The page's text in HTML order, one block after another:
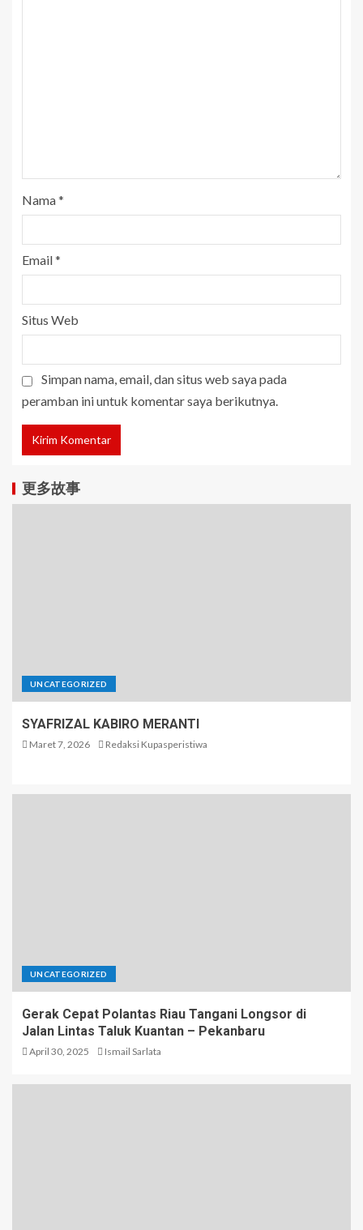
Nama*
Email*
Situs Web
Simpan nama, email, dan situs web saya pada
peramban ini untuk komentar saya berikutnya.
更多故事
UNCATEGORIZED
SYAFRIZAL KABIRO MERANTI
Maret 7, 2026 Redaksi Kupasperistiwa
UNCATEGORIZED
Gerak Cepat Polantas Riau Tangani Longsor di
Jalan Lintas Taluk Kuantan – Pekanbaru
April 30, 2025 Ismail Sarlata